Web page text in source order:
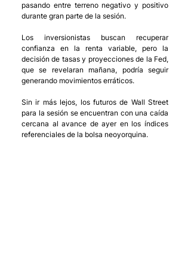
pasando entre terreno negativo y positivo
durante gran parte de la sesión.
Los inversionistas buscan recuperar
confianza en la renta variable, pero la
decisión de tasas y proyecciones de la Fed,
que se revelaran mañana, podría seguir
generando movimientos erráticos.
Sin ir más lejos, los futuros de Wall Street
para la sesión se encuentran con una caída
cercana al avance de ayer en los índices
referenciales de la bolsa neoyorquina.